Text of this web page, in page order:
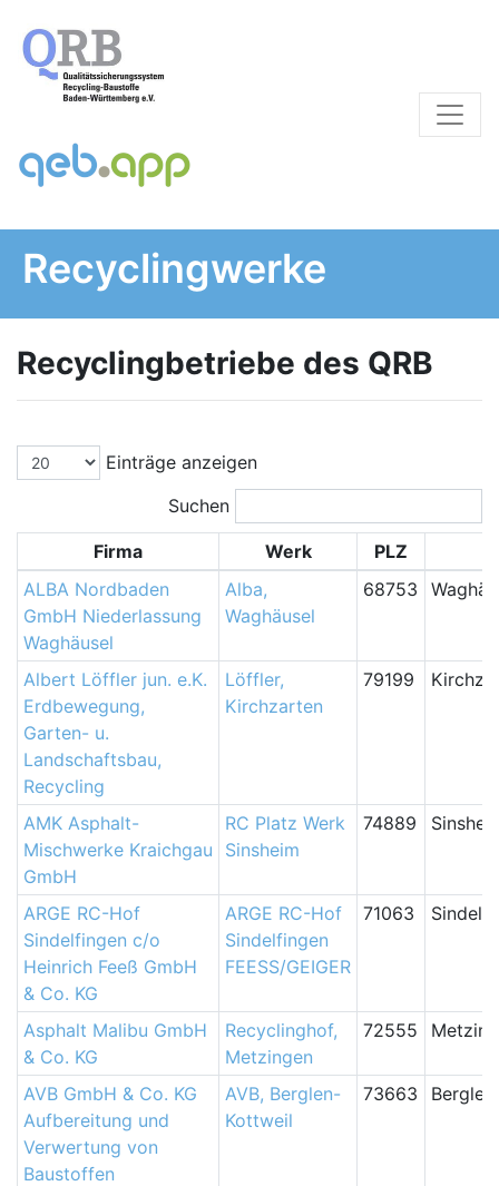
Recyclingwerke
Recyclingbetriebe des QRB
Einträge anzeigen
Suchen
Firma Werk
PLZ
ALBA Nordbaden
GmbH Niederlassung
Waghäusel
Alba,
Waghäusel
68753
Albert Löffler jun. e.K.
Erdbewegung,
Garten- u.
Landschaftsbau,
Recycling
Löffler,
Kirchzarten
79199
AMK Asphalt-
Mischwerke Kraichgau
GmbH
RC Platz Werk
Sinsheim
74889
ARGE RC-Hof
Sindelfingen c/o
Heinrich Feeß GmbH
& Co. KG
ARGE RC-Hof
Sindelfingen
FEESS/GEIGER
71063
Asphalt Malibu GmbH
& Co. KG
Recyclinghof,
Metzingen
72555
AVB GmbH & Co. KG
Aufbereitung und
Verwertung von
Baustoffen
AVB, Berglen-
Kottweil
73663